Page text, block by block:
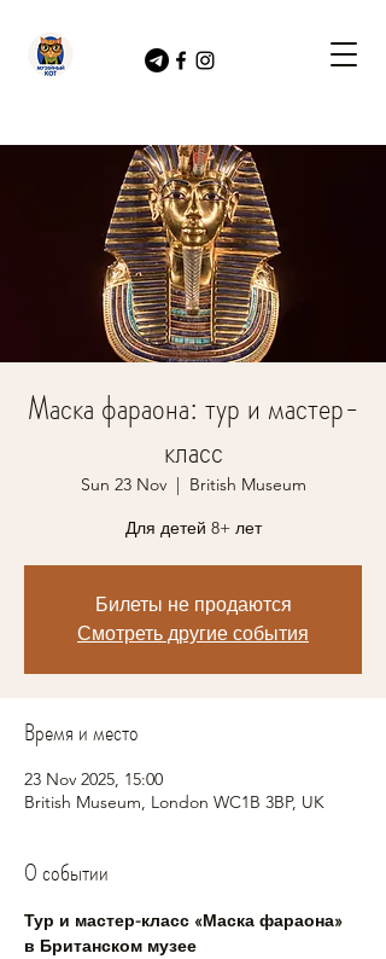
Маска фараона: тур и мастер-
класс
Sun 23 Nov
  |
British Museum
Для детей 8+ лет
Билеты не продаются
Смотреть другие события
Время и место
23 Nov 2025, 15:00
British Museum, London WC1B 3BP, UK
О событии
Тур и мастер-класс «Маска фараона»
в Британском музее